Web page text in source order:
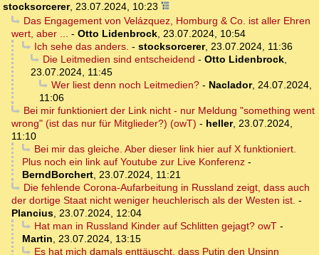
stocksorcerer, 23.07.2024, 10:23
Das Engagement von Velázquez, Homburg & Co. ist aller Ehren
wert, aber ... - Otto Lidenbrock, 23.07.2024, 10:54
Ich sehe das anders. - stocksorcerer, 23.07.2024, 11:36
Die Leitmedien sind entscheidend - Otto Lidenbrock,
23.07.2024, 11:45
Wer liest denn noch Leitmedien?- Naclador, 24.07.2024,
11:06
Bei mir funktioniert der Link nicht - nur Meldung "something went
wrong" (ist das nur für Mitglieder?) (owT) - heller, 23.07.2024,
11:10
Bei mir das gleiche. Aber dieser link hier auf X funktioniert.
Plus noch ein link auf Youtube zur Live Konferenz -
BerndBorchert, 23.07.2024, 11:21
Die fehlende Corona-Aufarbeitung in Russland zeigt, dass auch
der dortige Staat nicht weniger heuchlerisch als der Westen ist. -
Plancius, 23.07.2024, 12:04
Hat man in Russland Kinder auf Schlitten gejagt? owT-
Martin, 23.07.2024, 13:15
Es hat mich damals enttäuscht, dass Putin den Unsinn